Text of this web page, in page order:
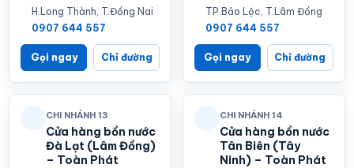
H.Long Thành, T.Đồng Nai
0907 644 557
Gọi ngay Chỉ đường
TP.Bảo Lộc, T.Lâm Đồng
0907 644 557
Gọi ngay Chỉ đường
CHI NHÁNH 13
Cửa hàng bồn nước
Đà Lạt (Lâm Đồng)
– Toàn Phát
CHI NHÁNH 14
Cửa hàng bồn nước
Tân Biên (Tây
Ninh) – Toàn Phát